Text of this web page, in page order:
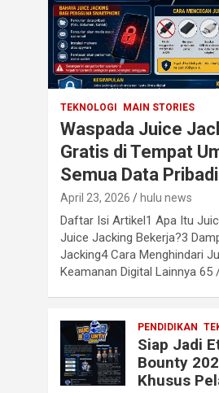
TEKNOLOGI MAIN STORIES
Waspada Juice
Gratis di Tempat
Semua Data
April 23, 2026 hulu news
Daftar Isi Artikel1 Apa Itu
Juice Jacking Bekerja?3
Jacking4 Cara Menghindari
Keamanan Digital Lainnya
PENDIDIKAN
Siap Jadi
Bounty
Khusus